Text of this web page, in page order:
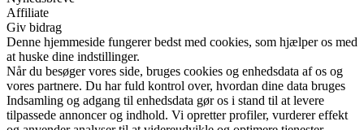
Affiliate
Giv bidrag
Denne hjemmeside fungerer bedst med cookies, som hjælper os med
at huske dine indstillinger.
Når du besøger vores side, bruges cookies og enhedsdata af os og
vores partnere. Du har fuld kontrol over, hvordan dine data bruges
Indsamling og adgang til enhedsdata gør os i stand til at levere
tilpassede annoncer og indhold. Vi opretter profiler, vurderer effekt